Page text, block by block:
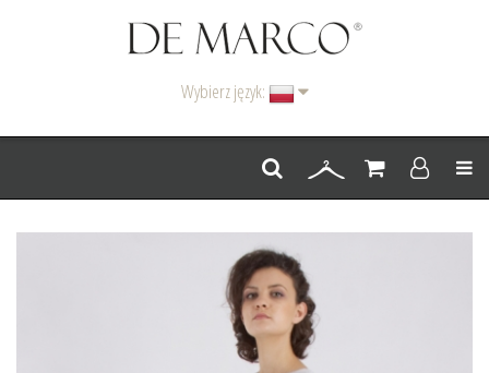
Wybierz język:
Menu